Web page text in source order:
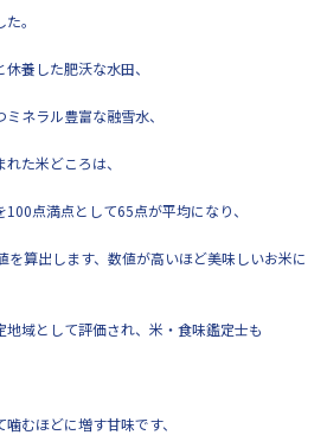
。
養した肥沃な水田、
ネラル豊富な融雪水、
た米どころは、
点満点として65点が平均になり、
を算出します、数値が高いほど美味しいお米に
地域として評価され、米・食味鑑定士も
むほどに増す甘味です、